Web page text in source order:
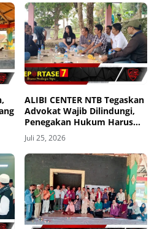
ALIBI CENTER NTB Tegaskan
Advokat Wajib Dilindungi,
Penegakan Hukum Harus
Tanpa Pandang Bulu
Juli 25, 2026